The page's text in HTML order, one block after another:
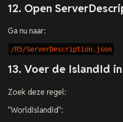
12. Open
Ga nu naar:
/R5/ServerDescription.json
13. Voer de IslandId in
Zoek deze regel:
"WorldIslandId":